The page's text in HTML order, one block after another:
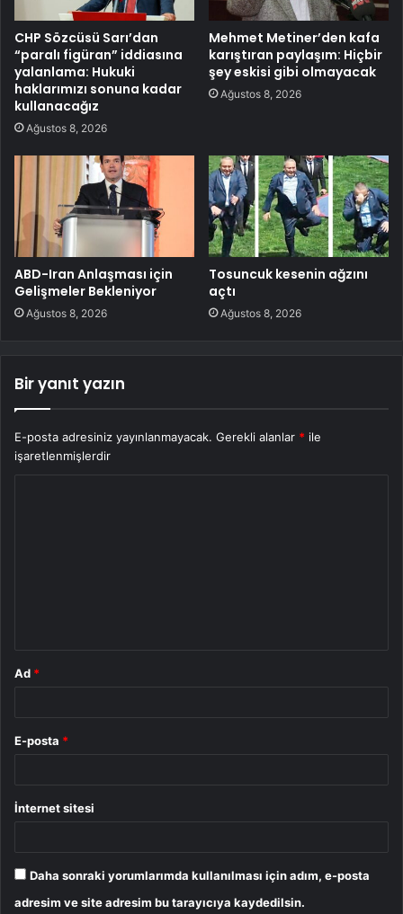
CHP Sözcüsü Sarı’dan
“paralı figüran” iddiasına
yalanlama: Hukuki
haklarımızı sonuna kadar
kullanacağız
Ağustos 8, 2026
Mehmet Metiner’den kafa
karıştıran paylaşım: Hiçbir
şey eskisi gibi olmayacak
Ağustos 8, 2026
ABD-Iran Anlaşması için
Gelişmeler Bekleniyor
Ağustos 8, 2026
Tosuncuk kesenin ağzını
açtı
Ağustos 8, 2026
Bir yanıt yazın
E-posta adresiniz yayınlanmayacak. Gerekli alanlar * ile
işaretlenmişlerdir
Ad *
E-posta *
İnternet sitesi
Daha sonraki yorumlarımda kullanılması için adım, e-posta
adresim ve site adresim bu tarayıcıya kaydedilsin.